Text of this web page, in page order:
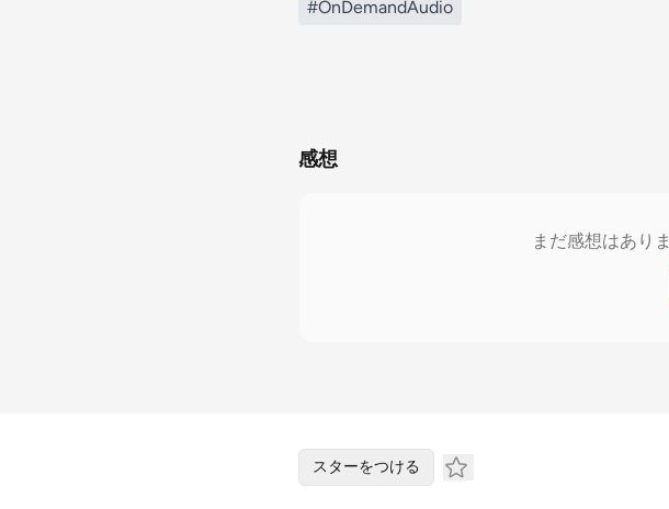
#OnDemandAudio
感想
まだ感想はあり
スターをつける